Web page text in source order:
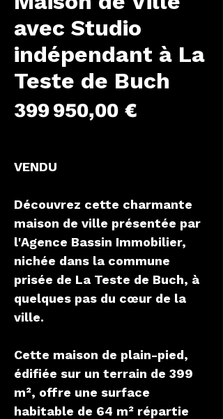
avec Studio
indépendant à La
Teste de Buch
399 950,00 €Prix
VENDU
Découvrez cette charmante
maison de ville présentée par
l'Agence Bassin Immobilier,
nichée dans la commune
prisée de La Teste de Buch, à
quelques pas du cœur de la
ville.
Cette maison de plain-pied,
édifiée sur un terrain de 399
m², offre une surface
habitable de 64 m² répartie